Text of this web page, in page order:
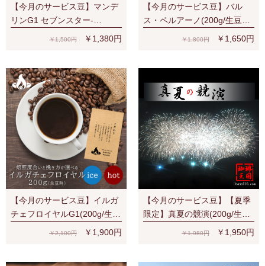
【今月のサービス豆】マンデ
リンG1 セブンスター-
SevenStars (200g/生豆時) RA
￥1,500円 ￥1,380円
【今月のサービス豆】バル
ス・ペルアーノ(200g/生豆
時)RA認証 スペシャルティ 芳
￥1,800円 ￥1,650円
【今月のサービス豆】イルガ
チェフロイヤルG1(200g/生豆
時) 有機栽培豆 ナチュラル ス
￥2,100円 ￥1,900円
【今月のサービス豆】【夏季
限定】真夏の競演(200g/生豆
￥1,980円 ￥1,950円